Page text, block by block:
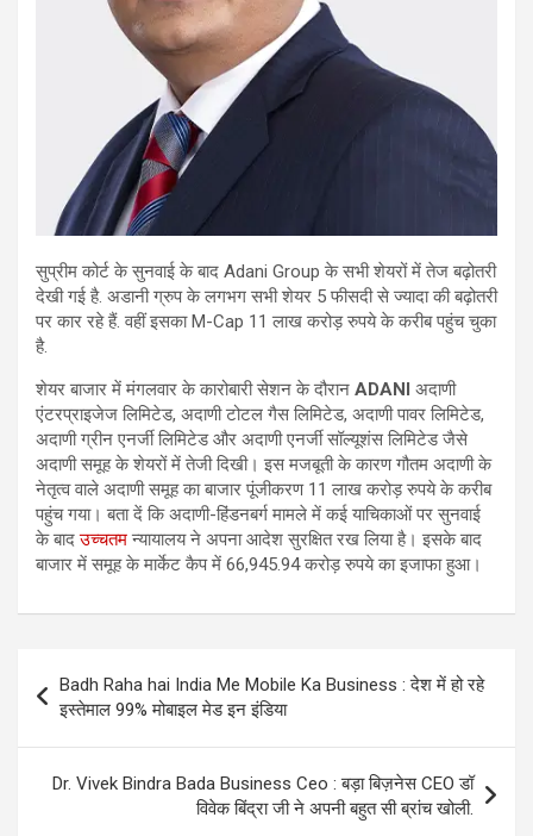
सुप्रीम कोर्ट के सुनवाई के बाद Adani Group के सभी शेयरों में तेज बढ़ोतरी
देखी गई है. अडानी ग्रुप के लगभग सभी शेयर 5 फीसदी से ज्‍यादा की बढ़ोतरी
पर कार रहे हैं. वहीं इसका M-Cap 11 लाख करोड़ रुपये के करीब पहुंच चुका
है.
शेयर बाजार में मंगलवार के कारोबारी सेशन के दौरान ADANI अदाणी
एंटरप्राइजेज लिमिटेड, अदाणी टोटल गैस लिमिटेड, अदाणी पावर लिमिटेड,
अदाणी ग्रीन एनर्जी लिमिटेड और अदाणी एनर्जी सॉल्यूशंस लिमिटेड जैसे
अदाणी समूह के शेयरों में तेजी दिखी। इस मजबूती के कारण गौतम अदाणी के
नेतृत्व वाले अदाणी समूह का बाजार पूंजीकरण 11 लाख करोड़ रुपये के करीब
पहुंच गया। बता दें कि अदाणी-हिंडनबर्ग मामले में कई याचिकाओं पर सुनवाई
के बादउच्चतमन्यायालय ने अपना आदेश सुरक्षित रख लिया है। इसके बाद
बाजार में समूह के मार्केट कैप में 66,945.94 करोड़ रुपये का इजाफा हुआ।
navigation
Badh Raha hai India Me Mobile Ka Business : देश में हो रहे
इस्तेमाल 99% मोबाइल मेड इन इंडिया
Dr. Vivek Bindra Bada Business Ceo : बड़ा बिज़नेस CEO डॉ
विवेक बिंद्रा जी ने अपनी बहुत सी ब्रांच खोली.